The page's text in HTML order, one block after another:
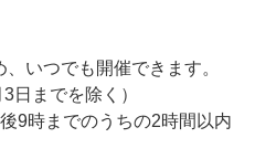
いつでも開催できます。
日までを除く）
9時までのうちの2時間以内